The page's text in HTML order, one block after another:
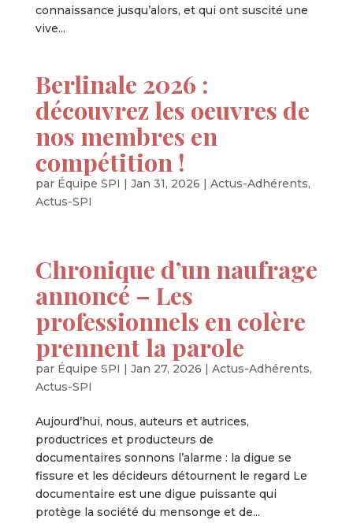
connaissance jusqu’alors, et qui ont suscité une
vive...
Berlinale 2026 :
découvrez les oeuvres de
nos membres en
compétition !
par Équipe SPI | Jan 31, 2026 | Actus-Adhérents,
Actus-SPI
Chronique d’un naufrage
annoncé – Les
professionnels en colère
prennent la parole
par Équipe SPI | Jan 27, 2026 | Actus-Adhérents,
Actus-SPI
Aujourd’hui, nous, auteurs et autrices,
productrices et producteurs de
documentaires sonnons l’alarme : la digue se
fissure et les décideurs détournent le regard Le
documentaire est une digue puissante qui
protège la société du mensonge et de...